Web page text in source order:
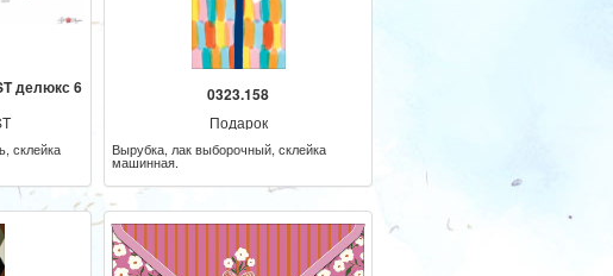
делюкс 6
склейка
0323.158
Подарок
Вырубка, лак выборочный, склейка
машинная.